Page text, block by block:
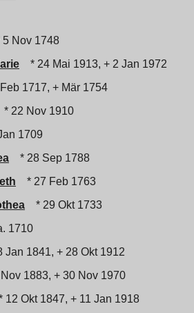
5 Nov 1748
* 24 Mai 1913, + 2 Jan 1972
1717, + Mär 1754
* 22 Nov 1910
1709
* 28 Sep 1788
* 27 Feb 1763
* 29 Okt 1733
1710
Jan 1841, + 28 Okt 1912
1883, + 30 Nov 1970
12 Okt 1847, + 11 Jan 1918